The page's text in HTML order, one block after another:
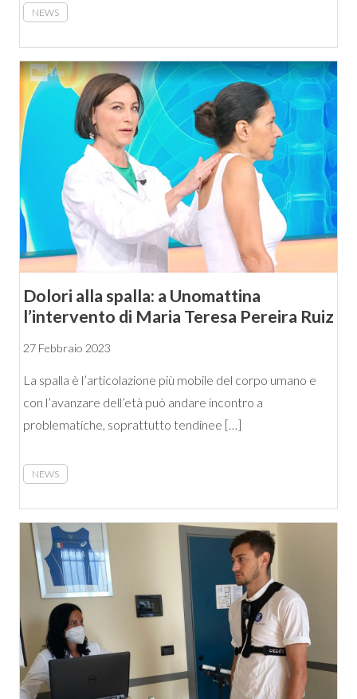
NEWS
Dolori alla spalla: a Unomattina
l’intervento di Maria Teresa Pereira Ruiz
27 Febbraio 2023
La spalla è l’articolazione più mobile del corpo umano e
con l’avanzare dell’età può andare incontro a
problematiche, soprattutto tendinee […]
NEWS